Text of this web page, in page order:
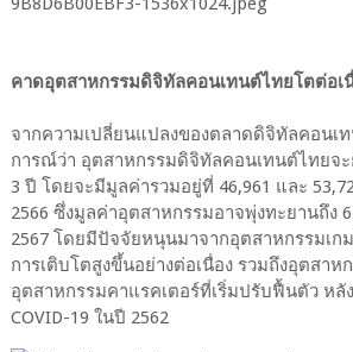
คาดอุตสาหกรรมดิจิทัลคอนเทนต์ไทยโตต่อเ
จากความเปลี่ยนแปลงของตลาดดิจิทัลคอนเ
การณ์ว่า อุตสาหกรรมดิจิทัลคอนเทนต์ไทยจะ
3 ปี โดยจะมีมูลค่ารวมอยู่ที่ 46,961 และ
2566 ซึ่งมูลค่าอุตสาหกรรมอาจพุ่งทะยานถึง
2567 โดยมีปัจจัยหนุนมาจากอุตสาหกรรมเก
การเติบโตสูงขึ้นอย่างต่อเนื่อง รวมถึงอุตสา
อุตสาหกรรมคาแรคเตอร์ที่เริ่มปรับฟื้นตัว หลั
COVID-19 ในปี 2562